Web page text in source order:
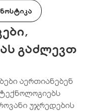
გაძლევთ
აერთიანებენ
უჯრედების